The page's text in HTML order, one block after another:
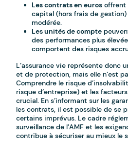
Les contrats en euros offrent
capital (hors frais de
modérée.
Les unités de compte
des performances plus
comportent des risques
L’assurance vie représente donc
et de protection, mais elle n’est
Comprendre le risque
risque d’entreprise) et les
crucial. En s’informant sur les
les contrats, il est possible de se
certains imprévus. Le cadre
surveillance de l’AMF et les
contribue à sécuriser au mieux le